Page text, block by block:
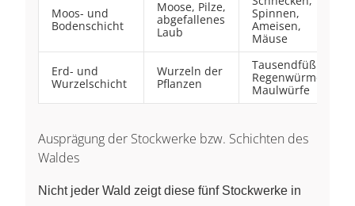
Moos- und
Bodenschicht
Moose, Pilze,
abgefallenes
Laub
Spinnen,
Ameisen,
Mäuse
Erd- und
Wurzelschicht
Wurzeln der
Pflanzen
Tausendfüßler,
Regenwürmer,
Maulwürfe
Ausprägung der Stockwerke bzw. Schichten des
Waldes
Nicht jeder Wald zeigt diese fünf Stockwerke in